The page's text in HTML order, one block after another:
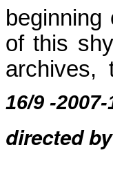
of this
archives,
16/9 -
directed